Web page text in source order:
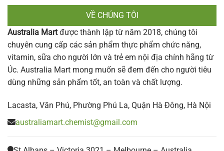
VỀ CHÚNG TÔI
Australia Martđược thành lập từ năm 2018, chúng tôi
chuyên cung cấp các sản phẩm thực phẩm chức năng,
vitamin, sữa cho người lớn và trẻ em nội địa chính hãng từ
Úc. Australia Mart mong muốn sẽ đem đến cho người tiêu
dùng những sản phẩm tốt, an toàn và chất lượng.
Lacasta, Văn Phú, Phường Phú La, Quận Hà Đông, Hà Nội
australiamart.chemist@gmail.com